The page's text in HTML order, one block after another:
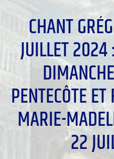
CHANT
JUILLET
PENTECÔTE
MARIE-
22